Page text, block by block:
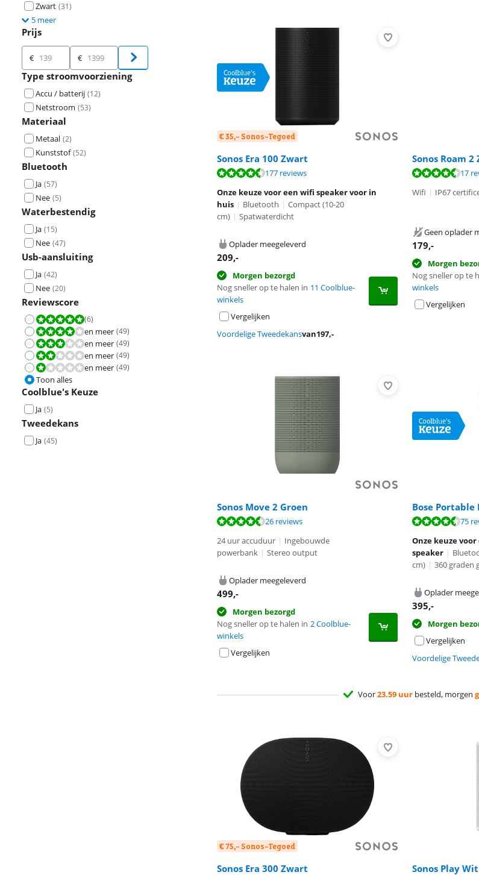
Zwart (31)
5 meer
Prijs
Prijs
€ €
Type stroomvoorziening
Accu / batterij (12)
Netstroom (53)
Materiaal
Metaal (2)
Kunststof (52)
Bluetooth
Ja (57)
Nee (5)
Waterbestendig
Ja (15)
Nee (47)
Usb-aansluiting
Ja (42)
Nee (20)
Reviewscore
Beoordeling is 10 van de 10.
(6)
Beoordeling is 8,0 van de 10.
en meer (49)
Beoordeling is 6,0 van de 10.
en meer (49)
Beoordeling is 4,0 van de 10.
en meer (49)
Beoordeling is 2,0 van de 10.
en meer (49)
Toon alles
Coolblue's Keuze
Ja (5)
Tweedekans
Ja (45)
€ 35,- Sonos-Tegoed
Sonos Era 100 Zwart
Beoordeling is 9,1 van de 10, gebaseerd op 177 reviews.
177 reviews
Onze keuze voor een wifi speaker voor in
huis | Bluetooth | Compact (10-20
cm) | Spatwaterdicht
Oplader meegeleverd
209,-
Morgen bezorgd
Nog sneller op te halen in 11 Coolblue-
winkels
Vergelijken
Voordelige Tweedekansvan197,-
Sonos Roam 2
Beoordeling is 8,6 van de 10, gebaseerd op 17 reviews.
17
Wifi | IP67
Geen oplader
179,-
Morgen
Nog sneller op te
winkels
Vergelijken
Beoordeling is 9,0 van de 10, gebaseerd op 8 reviews.
Sonos Move 2 Groen
Beoordeling is 9,0 van de 10, gebaseerd op 26 reviews.
26 reviews
24 uur accuduur | Ingebouwde
powerbank | Stereo output
Oplader meegeleverd
499,-
Morgen bezorgd
Nog sneller op te halen in 2 Coolblue-
winkels
Vergelijken
Bose Portable
Beoordeling is 8,7 van de 10, gebaseerd op 75 reviews.
75
Onze keuze
speaker |
cm) | 360 graden
Oplader
395,-
Morgen
Vergelijken
Voordelige
Beoordeling is 9,0 van de 10, gebaseerd op 26 reviews.
Voor23.59 uur besteld, morgen
€ 75,- Sonos-Tegoed
Sonos Era 300 Zwart Sonos Play Wit